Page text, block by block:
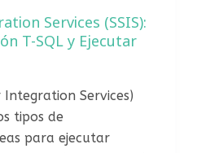
Services (SSIS):
T-SQL y Ejecutar
Integration Services)
tipos de
para ejecutar